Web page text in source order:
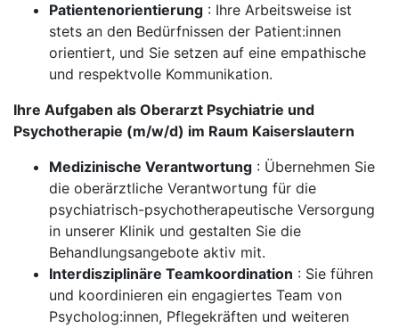
Patientenorientierung : Ihre Arbeitsweise ist
stets an den Bedürfnissen der Patient:innen
orientiert, und Sie setzen auf eine empathische
und respektvolle Kommunikation.
Ihre Aufgaben als Oberarzt Psychiatrie und
Psychotherapie (m/w/d) im Raum Kaiserslautern
Medizinische Verantwortung : Übernehmen Sie
die oberärztliche Verantwortung für die
psychiatrisch-psychotherapeutische Versorgung
in unserer Klinik und gestalten Sie die
Behandlungsangebote aktiv mit.
Interdisziplinäre Teamkoordination : Sie führen
und koordinieren ein engagiertes Team von
Psycholog:innen, Pflegekräften und weiteren